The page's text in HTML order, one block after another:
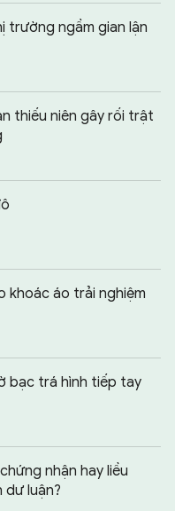
trường ngầm gian lận
thiếu niên gây rối trật
khoác áo trải nghiệm
bạc trá hình tiếp tay
nhận hay liều
luận?